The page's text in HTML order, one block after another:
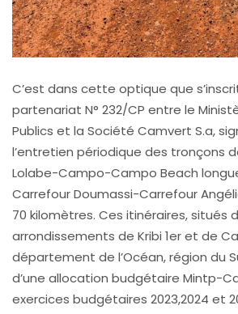
C’est dans cette optique que
partenariat N° 232/CP entre le
Publics et la Société Camvert S.a,
l’entretien périodique des tronçons
Lolabe-Campo-Campo Beach
Carrefour Doumassi-Carrefour
70 kilomètres. Ces itinéraires, situés
arrondissements de Kribi 1er et de
département de l’Océan, région du
d’une allocation budgétaire Mintp-
exercices budgétaires 2023,2024 et